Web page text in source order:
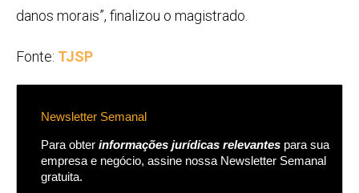
danos morais”, finalizou o magistrado.
Fonte: TJSP
Newsletter Semanal
Para obter informações jurídicas relevantes para sua
empresa e negócio, assine nossa Newsletter Semanal
gratuita.